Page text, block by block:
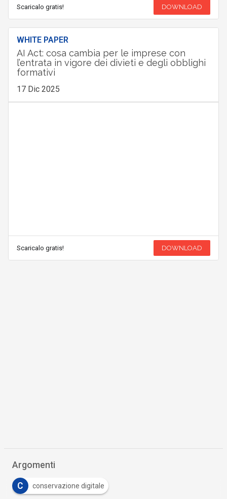
Scaricalo gratis! DOWNLOAD
WHITE PAPER
AI Act: cosa cambia per le imprese con
l’entrata in vigore dei divieti e degli obblighi
formativi
17 Dic 2025
Scaricalo gratis! DOWNLOAD
Argomenti
C conservazione digitale